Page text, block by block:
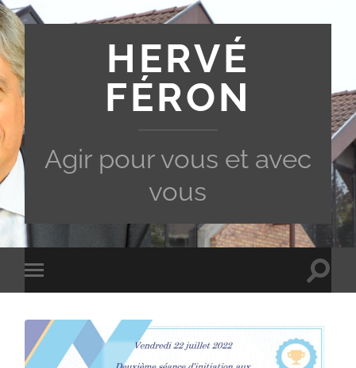
HERVÉ
FÉRON
Agir pour vous et avec
vous
Toggle
mobile
Toggle